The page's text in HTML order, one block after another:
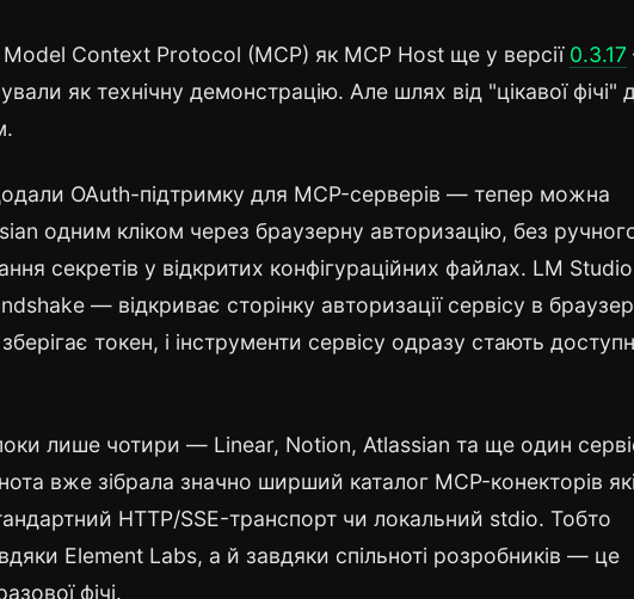
Context Protocol (MCP) як MCP Host ще у версії 0.3.17
як технічну демонстрацію. Але шлях від "цікавої фічі"
OAuth-підтримку для MCP-серверів — тепер можна
одним кліком через браузерну авторизацію, без
секретів у відкритих конфігураційних файлах. LM Studio
— відкриває сторінку авторизації сервісу в
токен, і інструменти сервісу одразу стають
поки лише чотири — Linear, Notion, Atlassian та ще один
вже зібрала значно ширший каталог MCP-конекторів
HTTP/SSE-транспорт чи локальний stdio. Тобто
Element Labs, а й завдяки спільноті розробників — це
фічі.